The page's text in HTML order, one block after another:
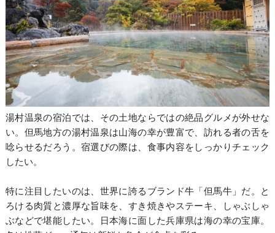
湯村温泉の宿泊では、その土地ならではの絶品グルメが外せな
い。但馬地方の湯村温泉は山海の幸が豊富で、訪れる者の舌を
唸らせるだろう。宿選びの際は、食事内容をしっかりチェック
したい。
特に注目したいのは、世界に誇るブランド牛「但馬牛」だ。と
ろける肉質と濃厚な旨味を、すき焼きやステーキ、しゃぶしゃ
ぶなどで堪能したい。日本海に面した兵庫県は海の幸の宝庫。